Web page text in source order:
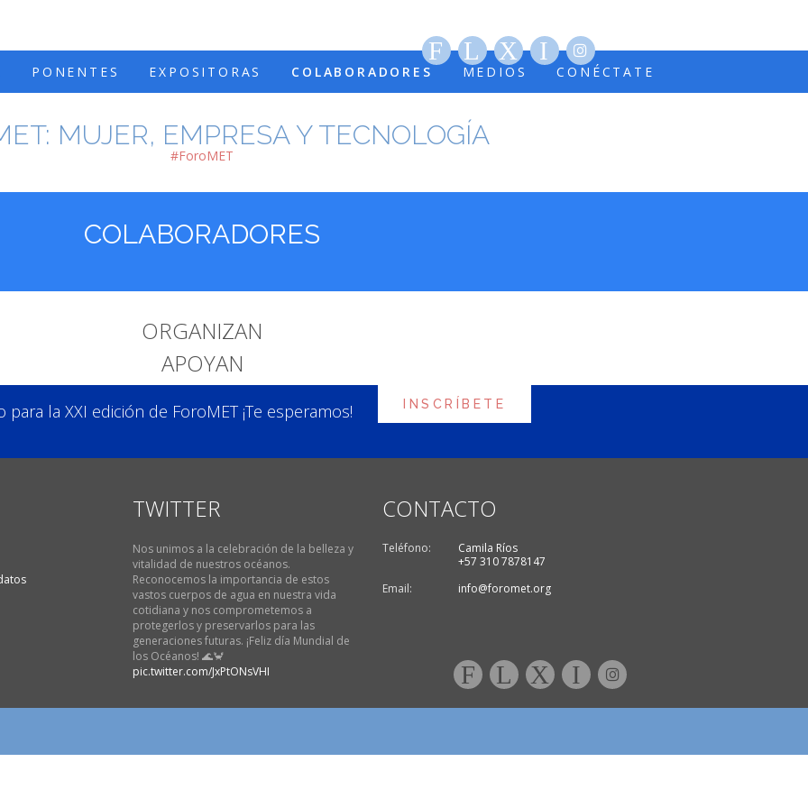
PONENTES EXPOSITORAS COLABORADORES MEDIOS CONÉCTATE
MUJER, EMPRESA Y TECNOLOGÍA
#ForoMET
COLABORADORES
ORGANIZAN
APOYAN
la XXI edición de ForoMET ¡Te esperamos! INSCRÍBETE
TWITTER
Nos unimos a la celebración de la belleza y
vitalidad de nuestros océanos.
Reconocemos la importancia de estos
vastos cuerpos de agua en nuestra vida
cotidiana y nos comprometemos a
protegerlos y preservarlos para las
generaciones futuras. ¡Feliz día Mundial de
los Océanos! 🌊🦀
pic.twitter.com/JxPtONsVHI
CONTACTO
Teléfono:
Camila Ríos
+57 310 7878147
Email:
info@foromet.org